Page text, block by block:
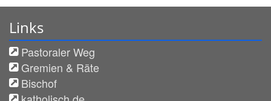
Links
Pastoraler Weg
Gremien & Räte
Bischof